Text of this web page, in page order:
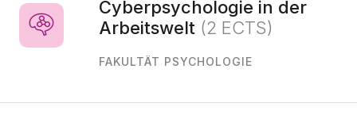
Cyberpsychologie in der
Arbeitswelt (2 ECTS)
FAKULTÄT PSYCHOLOGIE